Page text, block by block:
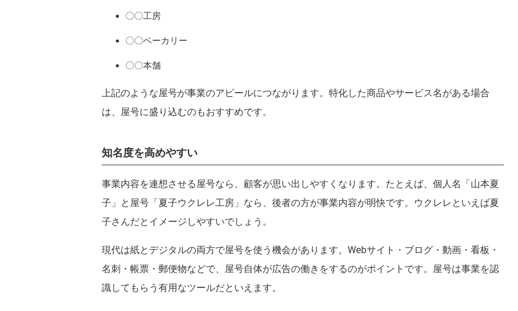
〇〇工房
〇〇ベーカリー
〇〇本舗
上記のような屋号が事業のアピールにつながります。特化した商品やサービス名がある場合
は、屋号に盛り込むのもおすすめです。
知名度を高めやすい
事業内容を連想させる屋号なら、顧客が思い出しやすくなります。たとえば、個人名「山本夏
子」と屋号「夏子ウクレレ工房」なら、後者の方が事業内容が明快です。ウクレレといえば夏
子さんだとイメージしやすいでしょう。
現代は紙とデジタルの両方で屋号を使う機会があります。Webサイト・ブログ・動画・看板・
名刺・帳票・郵便物などで、屋号自体が広告の働きをするのがポイントです。屋号は事業を認
識してもらう有用なツールだといえます。